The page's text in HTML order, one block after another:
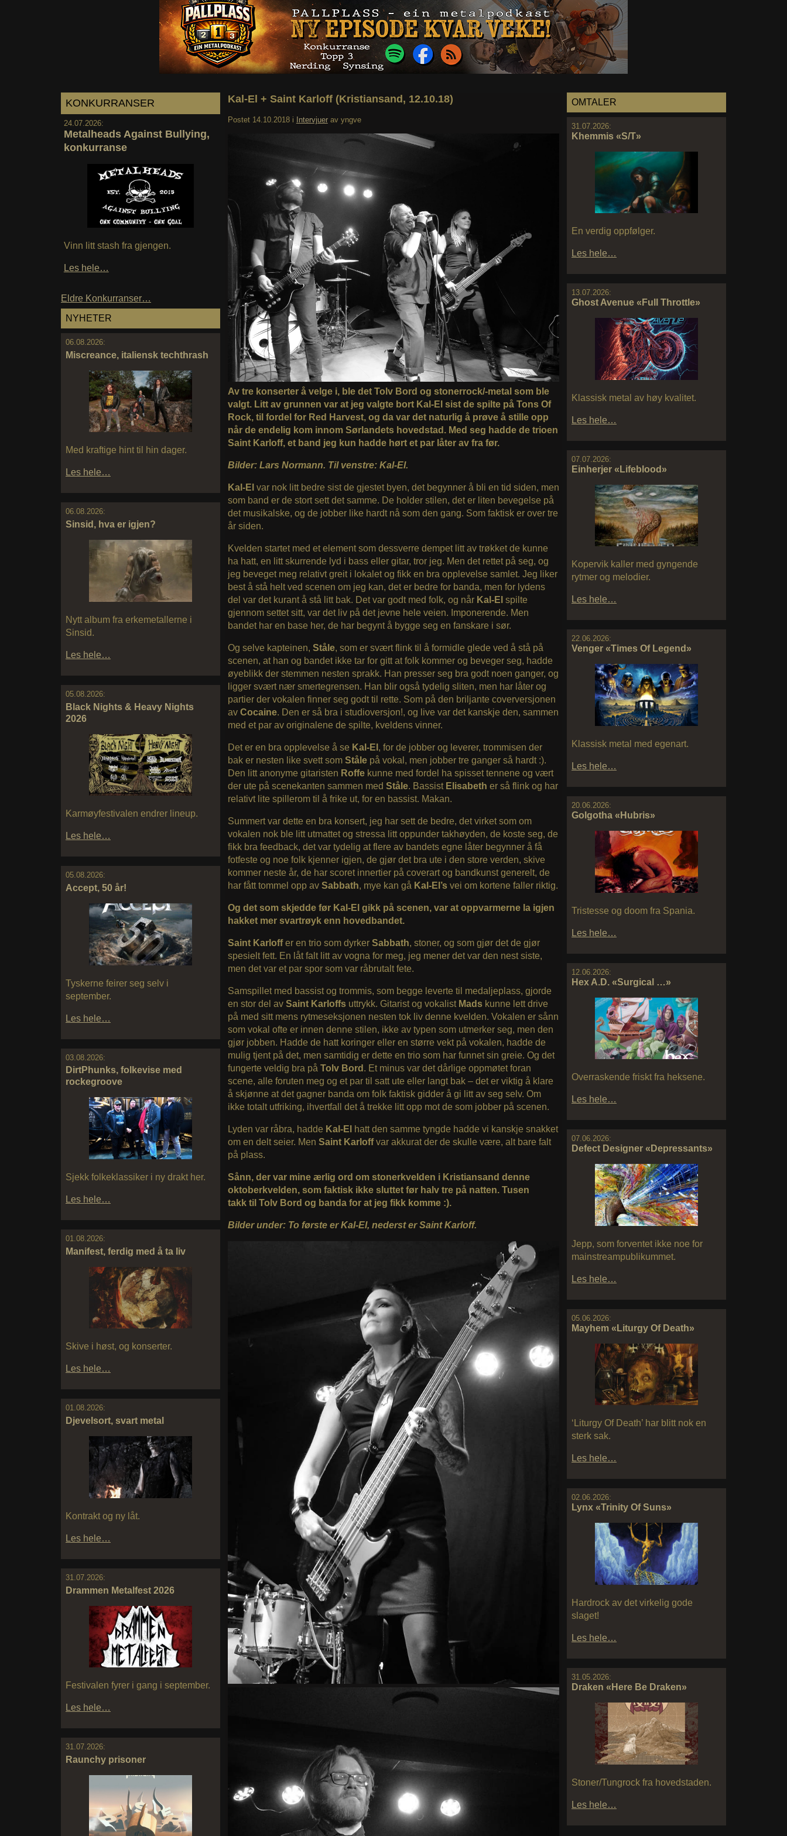
KONKURRANSER
24.07.2026:
Metalheads Against Bullying,
konkurranse
Vinn litt stash fra gjengen.
Les hele…
Eldre Konkurranser…
NYHETER
06.08.2026:
Miscreance, italiensk techthrash
Med kraftige hint til hin dager.
Les hele…
06.08.2026:
Sinsid, hva er igjen?
Nytt album fra erkemetallerne i
Sinsid.
Les hele…
05.08.2026:
Black Nights & Heavy Nights
2026
Karmøyfestivalen endrer lineup.
Les hele…
05.08.2026:
Accept, 50 år!
Tyskerne feirer seg selv i
september.
Les hele…
03.08.2026:
DirtPhunks, folkevise med
rockegroove
Sjekk folkeklassiker i ny drakt her.
Les hele…
01.08.2026:
Manifest, ferdig med å ta liv
Skive i høst, og konserter.
Les hele…
01.08.2026:
Djevelsort, svart metal
Kontrakt og ny låt.
Les hele…
31.07.2026:
Drammen Metalfest 2026
Festivalen fyrer i gang i september.
Les hele…
31.07.2026:
Raunchy prisoner
OMTALER
31.07.2026:
Khemmis «S/T»
En verdig oppfølger.
Les hele…
13.07.2026:
Ghost Avenue «Full Throttle»
Klassisk metal av høy kvalitet.
Les hele…
07.07.2026:
Einherjer «Lifeblood»
Kopervik kaller med gyngende
rytmer og melodier.
Les hele…
22.06.2026:
Venger «Times Of Legend»
Klassisk metal med egenart.
Les hele…
20.06.2026:
Golgotha «Hubris»
Tristesse og doom fra Spania.
Les hele…
12.06.2026:
Hex A.D. «Surgical …»
Overraskende friskt fra heksene.
Les hele…
07.06.2026:
Defect Designer «Depressants»
Jepp, som forventet ikke noe for
mainstreampublikummet.
Les hele…
05.06.2026:
Mayhem «Liturgy Of Death»
‘Liturgy Of Death’ har blitt nok en
sterk sak.
Les hele…
02.06.2026:
Lynx «Trinity Of Suns»
Hardrock av det virkelig gode
slaget!
Les hele…
31.05.2026:
Draken «Here Be Draken»
Stoner/Tungrock fra hovedstaden.
Les hele…
Kal-El + Saint Karloff (Kristiansand, 12.10.18)
Postet 14.10.2018 i Intervjuer av yngve
Av tre konserter å velge i, ble det Tolv Bord og stonerrock/-metal som ble
valgt. Litt av grunnen var at jeg valgte bort Kal-El sist de spilte på Tons Of
Rock, til fordel for Red Harvest, og da var det naturlig å prøve å stille opp
når de endelig kom innom Sørlandets hovedstad. Med seg hadde de trioen
Saint Karloff, et band jeg kun hadde hørt et par låter av fra før.
Bilder: Lars Normann. Til venstre: Kal-El.
Kal-El var nok litt bedre sist de gjestet byen, det begynner å bli en tid siden, men
som band er de stort sett det samme. De holder stilen, det er liten bevegelse på
det musikalske, og de jobber like hardt nå som den gang. Som faktisk er over tre
år siden.
Kvelden startet med et element som dessverre dempet litt av trøkket de kunne
ha hatt, en litt skurrende lyd i bass eller gitar, tror jeg. Men det rettet på seg, og
jeg beveget meg relativt greit i lokalet og fikk en bra opplevelse samlet. Jeg liker
best å stå helt ved scenen om jeg kan, det er bedre for banda, men for lydens
del var det kurant å stå litt bak. Det var godt med folk, og når Kal-El spilte
gjennom settet sitt, var det liv på det jevne hele veien. Imponerende. Men
bandet har en base her, de har begynt å bygge seg en fanskare i sør.
Og selve kapteinen, Ståle, som er svært flink til å formidle glede ved å stå på
scenen, at han og bandet ikke tar for gitt at folk kommer og beveger seg, hadde
øyeblikk der stemmen nesten sprakk. Han presser seg bra godt noen ganger, og
ligger svært nær smertegrensen. Han blir også tydelig sliten, men har låter og
partier der vokalen finner seg godt til rette. Som på den briljante coverversjonen
av Cocaine. Den er så bra i studioversjon!, og live var det kanskje den, sammen
med et par av originalene de spilte, kveldens vinner.
Det er en bra opplevelse å se Kal-El , for de jobber og leverer, trommisen der
bak er nesten like svett som Ståle på vokal, men jobber tre ganger så hardt :).
Den litt anonyme gitaristen Roffe kunne med fordel ha spisset tennene og vært
der ute på scenekanten sammen med Ståle. Bassist Elisabeth er så flink og har
relativt lite spillerom til å frike ut, for en bassist. Makan.
Summert var dette en bra konsert, jeg har sett de bedre, det virket som om
vokalen nok ble litt utmattet og stressa litt oppunder takhøyden, de koste seg, de
fikk bra feedback, det var tydelig at flere av bandets egne låter begynner å få
fotfeste og noe folk kjenner igjen, de gjør det bra ute i den store verden, skive
kommer neste år, de har scoret innertier på coverart og bandkunst generelt, de
har fått tommel opp av Sabbath, mye kan gå Kal-El’svei om kortene faller riktig.
Og det som skjedde før Kal-El gikk på scenen, var at oppvarmerne la igjen
hakket mer svartrøyk enn hovedbandet.
Saint Karloffer en trio som dyrker Sabbath, stoner, og som gjør det de gjør
spesielt fett. En låt falt litt av vogna for meg, jeg mener det var den nest siste,
men det var et par spor som var råbrutalt fete.
Samspillet med bassist og trommis, som begge leverte til medaljeplass, gjorde
en stor del av Saint Karloffsuttrykk. Gitarist og vokalist Madskunne lett drive
på med sitt mens rytmeseksjonen nesten tok liv denne kvelden. Vokalen er sånn
som vokal ofte er innen denne stilen, ikke av typen som utmerker seg, men den
gjør jobben. Hadde de hatt koringer eller en større vekt på vokalen, hadde de
mulig tjent på det, men samtidig er dette en trio som har funnet sin greie. Og det
fungerte veldig bra på Tolv Bord . Et minus var det dårlige oppmøtet foran
scene, alle foruten meg og et par til satt ute eller langt bak – det er viktig å klare
å skjønne at det gagner banda om folk faktisk gidder å gi litt av seg selv. Om
ikke totalt utfriking, ihvertfall det å trekke litt opp mot de som jobber på scenen.
Lyden var råbra, hadde Kal-El
hatt den samme tyngde hadde vi kanskje snakket
om en delt seier. Men Saint Karloffvar akkurat der de skulle være, alt bare falt
på plass.
Sånn, der var mine ærlig ord om stonerkvelden i Kristiansand denne
oktoberkvelden, som faktisk ikke sluttet før halv tre på natten. Tusen
takk til Tolv Bord og banda for at jeg fikk komme :).
Bilder under: To første er Kal-El, nederst er Saint Karloff.